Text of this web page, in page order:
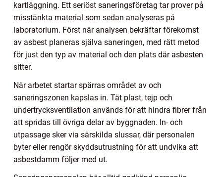
kartläggning. Ett seriöst saneringsföretag tar prover på
misstänkta material som sedan analyseras på
laboratorium. Först när analysen bekräftar förekomst
av asbest planeras själva saneringen, med rätt metod
för just den typ av material och den plats där asbesten
sitter.
När arbetet startar spärras området av och
saneringszonen kapslas in. Tät plast, tejp och
undertrycksventilation används för att hindra fibrer från
att spridas till övriga delar av byggnaden. In- och
utpassage sker via särskilda slussar, där personalen
byter eller rengör skyddsutrustning för att undvika att
asbestdamm följer med ut.